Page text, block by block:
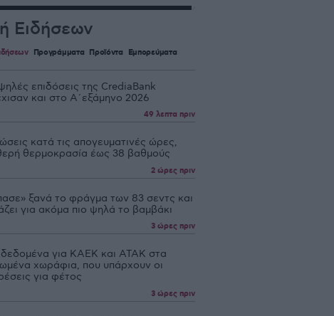
Ειδήσεων
Προγράμματα Προϊόντα Εμπορεύματα
επιδόσεις της CrediaBank
και στο Α΄εξάμηνο 2026
49 λεπτα πριν
κατά τις απογευματινές ώρες,
θερμοκρασία έως 38 βαθμούς
2 ώρες πριν
ξανά το φράγμα των 83 σεντς και
για ακόμα πιο ψηλά το βαμβάκι
3 ώρες πριν
για ΚΑΕΚ και ΑΤΑΚ στα
χωράφια, που υπάρχουν οι
για φέτος
3 ώρες πριν